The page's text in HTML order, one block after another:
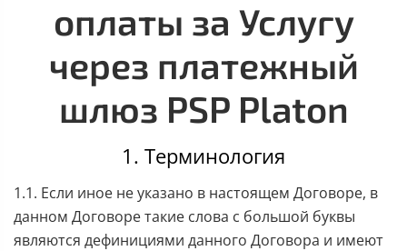
оплаты за Услугу
через платежный
шлюз PSP Platon
1. Терминология
1.1. Если иное не указано в настоящем Договоре, в
данном Договоре такие слова с большой буквы
являются дефинициями данного Договора и имеют